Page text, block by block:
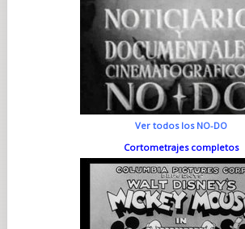
Ver todos los NO-DO
Cortometrajes completos